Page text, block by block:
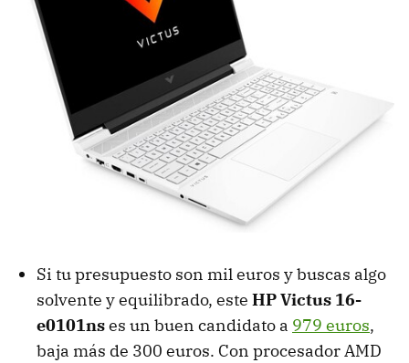
Si tu presupuesto son mil euros y buscas algo
solvente y equilibrado, este HP Victus 16-
e0101nses un buen candidato a 979 euros,
baja más de 300 euros. Con procesador AMD